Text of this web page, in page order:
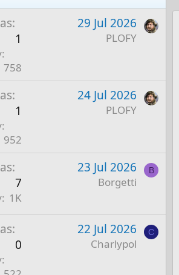
1
758
29 Jul 2026
PLOFY
1
952
24 Jul 2026
PLOFY
7
1K
23 Jul 2026
Borgetti
B
0
22 Jul 2026
Charlypol
C